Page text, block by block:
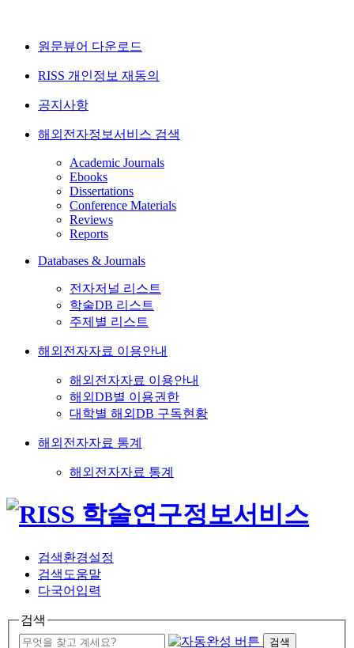
원문뷰어 다운로드
RISS 개인정보 재동의
공지사항
해외전자정보서비스 검색
Academic Journals
Ebooks
Dissertations
Conference Materials
Reviews
Reports
Databases & Journals
전자저널 리스트
학술DB 리스트
주제별 리스트
해외전자자료 이용안내
해외전자자료 이용안내
해외DB별 이용권한
대학별 해외DB 구독현황
해외전자자료 통계
해외전자자료 통계
검색환경설정
검색도움말
다국어입력
검색
검색